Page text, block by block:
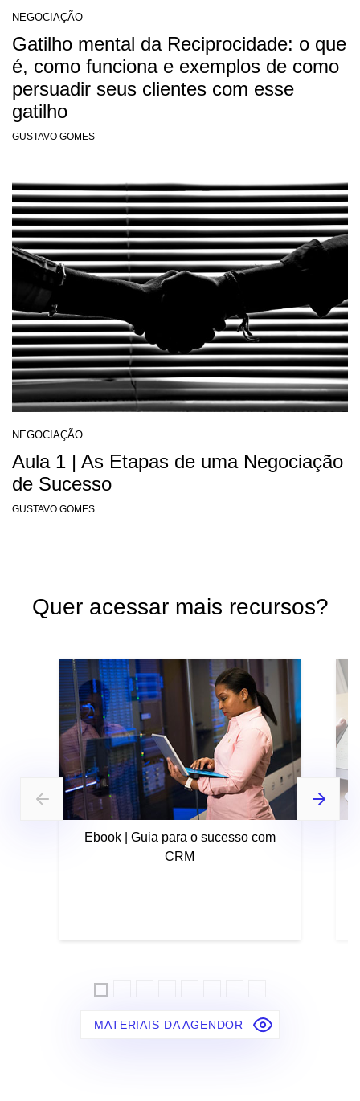
NEGOCIAÇÃO
Gatilho mental da Reciprocidade: o que
é, como funciona e exemplos de como
persuadir seus clientes com esse
gatilho
GUSTAVO GOMES
NEGOCIAÇÃO
Aula 1 | As Etapas de uma Negociação
de Sucesso
GUSTAVO GOMES
Quer acessar mais recursos?
Ebook | Guia para o sucesso com
CRM
MATERIAIS DA AGENDOR